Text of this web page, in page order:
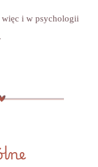
więc i w psychologii